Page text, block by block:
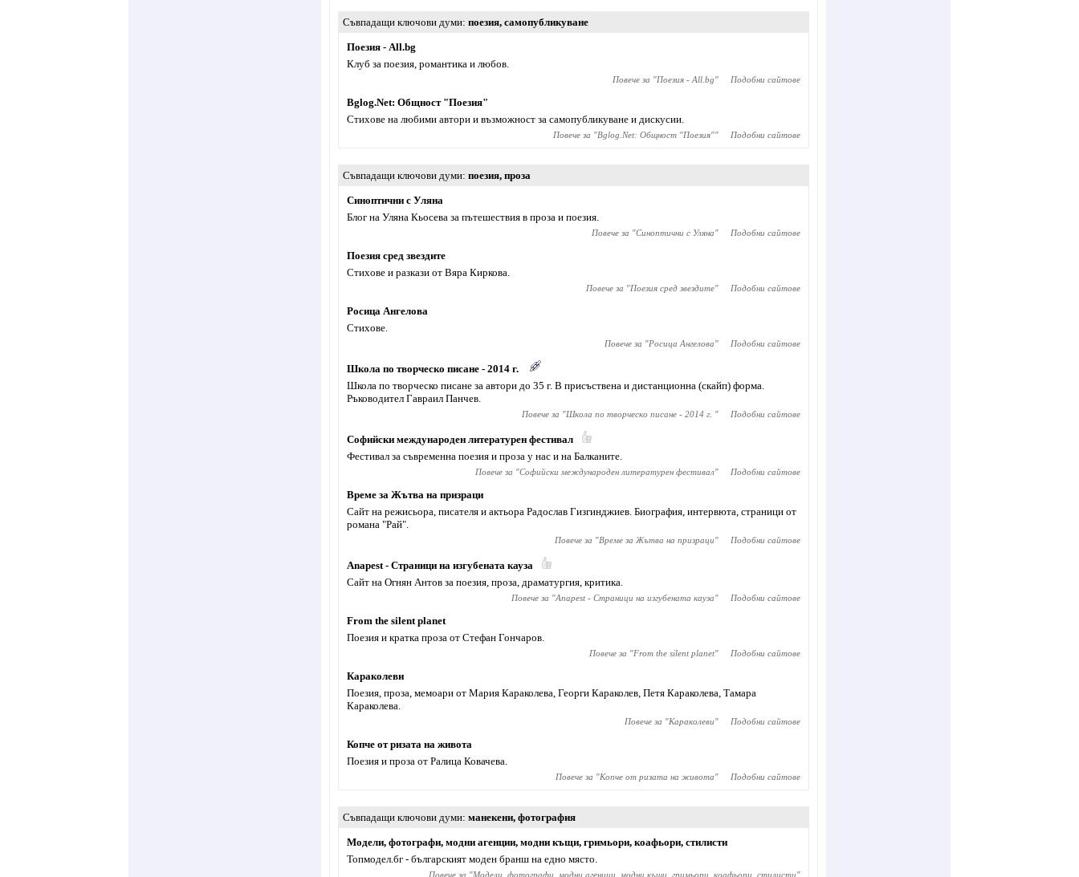
Съвпадащи ключови думи поезия, самопубликуване
Поезия - All.bg
Клуб за поезия, романтика и любов.
Повече за "Поезия - All.bg" Подобни сайтове
Bglog.Net: Общност "Поезия"
Стихове на любими автори и възможност за самопубликуване и дискусии.
Повече за "Bglog.Net: Общност "Поезия"" Подобни сайтове
Съвпадащи ключови думи поезия, проза
Синоптични с Уляна
Блог на Уляна Кьосева за пътешествия в проза и поезия.
Повече за "Синоптични с Уляна" Подобни сайтове
Поезия сред звездите
Стихове и разкази от Вяра Киркова.
Повече за "Поезия сред звездите" Подобни сайтове
Росица Ангелова
Стихове.
Повече за "Росица Ангелова" Подобни сайтове
Школа по творческо писане - 2014 г.
Школа по творческо писане за автори до 35 г. В присъствена и дистанционна (скайп) форма.
Ръководител Гавраил Панчев.
Повече за "Школа по творческо писане - 2014 г. " Подобни сайтове
Софийски международен литературен фестивал
Фестивал за съвременна поезия и проза у нас и на Балканите.
Повече за "Софийски международен литературен фестивал" Подобни сайтове
Време за Жътва на призраци
Сайт на режисьора, писателя и актьора Радослав Гизгинджиев‎. Биография, интервюта, страници от
романа "Рай".
Повече за "Време за Жътва на призраци" Подобни сайтове
Anapest - Страници на изгубената кауза
Сайт на Огнян Антов за поезия, проза, драматургия, критика.
Повече за "Anapest - Страници на изгубената кауза" Подобни сайтове
From the silent planet
Поезия и кратка проза от Стефан Гончаров.
Повече за "From the silent planet" Подобни сайтове
Караколеви
Поезия, проза, мемоари от Мария Караколева, Георги Караколев, Петя Караколева, Тамара
Караколева.
Повече за "Караколеви" Подобни сайтове
Копче от ризата на живота
Поезия и проза от Ралица Ковачева.
Повече за "Копче от ризата на живота" Подобни сайтове
Съвпадащи ключови думи манекени, фотография
Модели, фотографи, модни агенции, модни къщи, гримьори, коафьори, стилисти
Топмодел.бг - българският моден бранш на едно място.
Повече за "Модели, фотографи, модни агенции, модни къщи, гримьори, коафьори, стилисти"